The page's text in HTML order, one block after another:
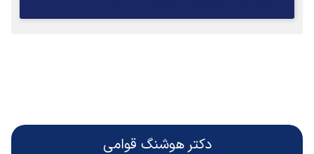
دکتر هوشنگ قوامی